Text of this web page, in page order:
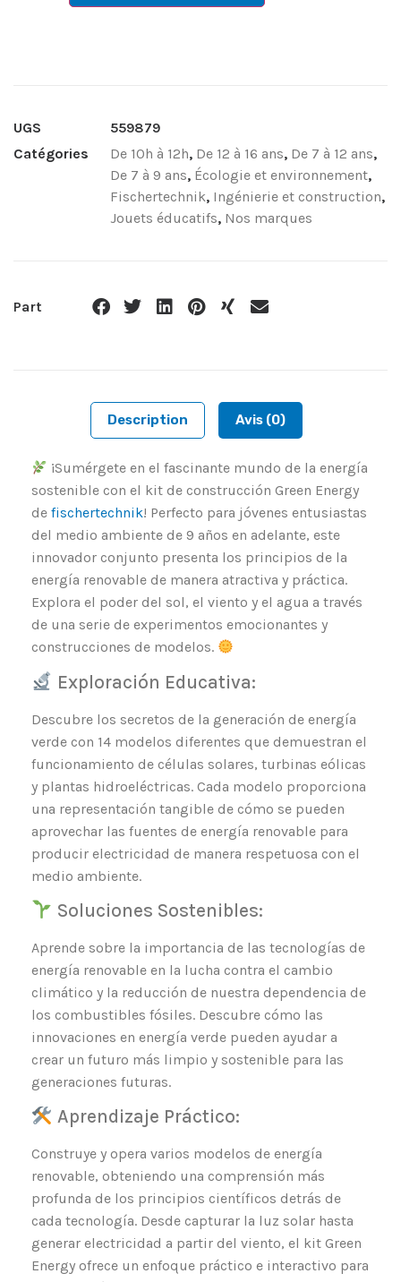
UGS
559879
Catégories
De 10h à 12h, De 12 à 16 ans, De 7 à 12 ans,
De 7 à 9 ans, Écologie et environnement,
Fischertechnik, Ingénierie et construction,
Jouets éducatifs, Nos marques
Part
Description Avis (0)
¡Sumérgete en el fascinante mundo de la energía
sostenible con el kit de construcción Green Energy
de fischertechnik! Perfecto para jóvenes entusiastas
del medio ambiente de 9 años en adelante, este
innovador conjunto presenta los principios de la
energía renovable de manera atractiva y práctica.
Explora el poder del sol, el viento y el agua a través
de una serie de experimentos emocionantes y
construcciones de modelos.
Exploración Educativa:
Descubre los secretos de la generación de energía
verde con 14 modelos diferentes que demuestran el
funcionamiento de células solares, turbinas eólicas
y plantas hidroeléctricas. Cada modelo proporciona
una representación tangible de cómo se pueden
aprovechar las fuentes de energía renovable para
producir electricidad de manera respetuosa con el
medio ambiente.
Soluciones Sostenibles:
Aprende sobre la importancia de las tecnologías de
energía renovable en la lucha contra el cambio
climático y la reducción de nuestra dependencia de
los combustibles fósiles. Descubre cómo las
innovaciones en energía verde pueden ayudar a
crear un futuro más limpio y sostenible para las
generaciones futuras.
Aprendizaje Práctico:
Construye y opera varios modelos de energía
renovable, obteniendo una comprensión más
profunda de los principios científicos detrás de
cada tecnología. Desde capturar la luz solar hasta
generar electricidad a partir del viento, el kit Green
Energy ofrece un enfoque práctico e interactivo para